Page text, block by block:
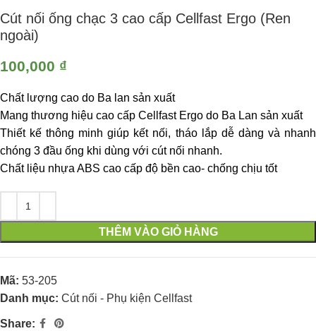
Cút nối ống chạc 3 cao cấp Cellfast Ergo (Ren
ngoài)
100,000 ₫
Chất lượng cao do Ba lan sản xuất
Mang thương hiệu cao cấp Cellfast Ergo do Ba Lan sản xuất
Thiết kế thông minh giúp kết nối, tháo lắp dễ dàng và nhanh
chóng 3 đầu ống khi dùng với cút nối nhanh.
Chất liệu nhựa ABS cao cấp độ bền cao- chống chịu tốt
THÊM VÀO GIỎ HÀNG
Mã: 53-205
Danh mục: Cút nối - Phụ kiện Cellfast
Share: